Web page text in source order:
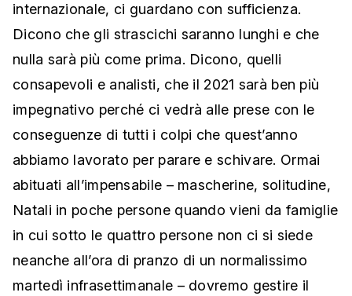
internazionale, ci guardano con sufficienza.
Dicono che gli strascichi saranno lunghi e che
nulla sarà più come prima. Dicono, quelli
consapevoli e analisti, che il 2021 sarà ben più
impegnativo perché ci vedrà alle prese con le
conseguenze di tutti i colpi che quest’anno
abbiamo lavorato per parare e schivare. Ormai
abituati all’impensabile – mascherine, solitudine,
Natali in poche persone quando vieni da famiglie
in cui sotto le quattro persone non ci si siede
neanche all’ora di pranzo di un normalissimo
martedì infrasettimanale – dovremo gestire il